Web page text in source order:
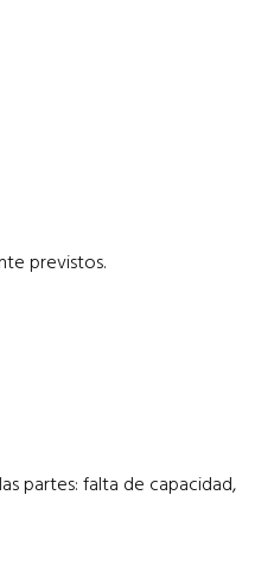
previstos.
partes: falta de capacidad,